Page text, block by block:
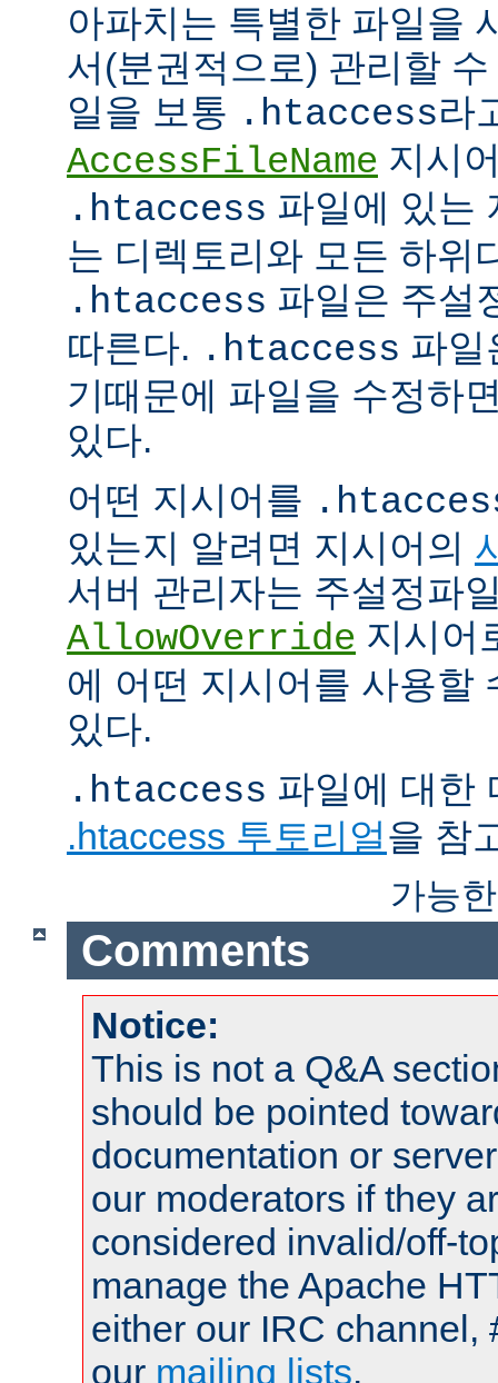
아파치는 특별한 파일을
서(분권적으로) 관리할
일을 보통 .htaccess라
AccessFileName 지시
.htaccess 파일에 있는
는 디렉토리와 모든 하위
.htaccess 파일은 주설
따른다. .htaccess 파일
기때문에 파일을 수정하
있다.
어떤 지시어를
있는지 알려면 지시어의
서버 관리자는 주설정파
AllowOverride 지시어
에 어떤 지시어를 사용할
있다.
.htaccess 파일에 대한
.htaccess 투토리얼을 참
가능
Comments
Notice:
This is not a Q&A
should be pointed
documentation or
our moderators if they
considered invalid/off-
manage the Apache
either our IRC channel,
our mailing lists.